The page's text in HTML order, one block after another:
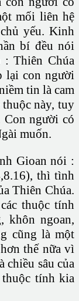
mối liên hệ
yếu. Kinh
bí đều nói
: Thiên Chúa
lại con người
tin là cam
này, tuy
Con người có
muốn.
Gioan nói :
thì tình
Thiên Chúa.
thuộc tính
khôn ngoan,
cũng là một
thế nữa vì
chiều sâu của
tính kia